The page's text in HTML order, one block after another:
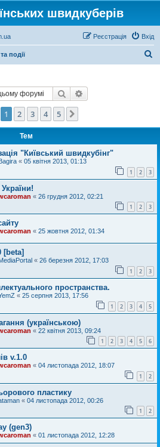
швидкуберів
Вхід
Реєстрація
події
Пошук
1 2 3 4 5
Тем
"Київський швидкубінг"
« 05 квітня 2013, 01:13
1 2 3
« 26 грудня 2012, 02:21
1 2 3
« 25 жовтня 2012, 01:34
[beta]
« 26 березня 2012, 17:03
1 2 3
пространства.
« 25 серпня 2013, 17:56
1 2 3 4 5
(українською)
« 22 квітня 2013, 09:24
1 2 3 4 5 6
v.1.0
« 04 листопада 2012, 18:07
1 2
пластику
« 04 листопада 2012, 00:26
1 2
(gen3)
« 01 листопада 2012, 12:28